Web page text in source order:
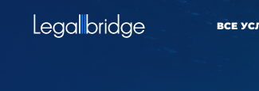
ВСЕ